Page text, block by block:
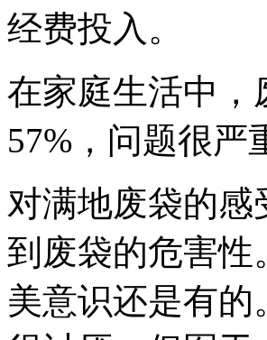
经费投入。
在家庭生活中，
57%，问题很严
对满地废袋的感
到废袋的危害性
美意识还是有的